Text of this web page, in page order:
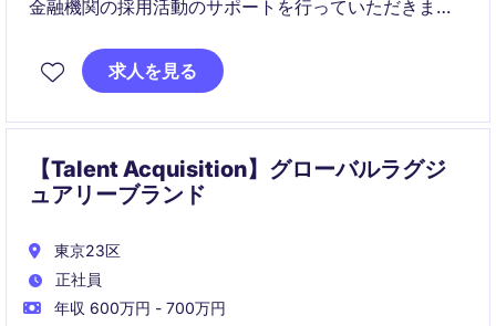
金融機関の採用活動のサポートを行っていただきま
クライアントのニーズに応えることが求められます。
求人を見る
【Talent Acquisition】グローバルラグジ
ュアリーブランド
東京23区
正社員
年収 600万円 - 700万円